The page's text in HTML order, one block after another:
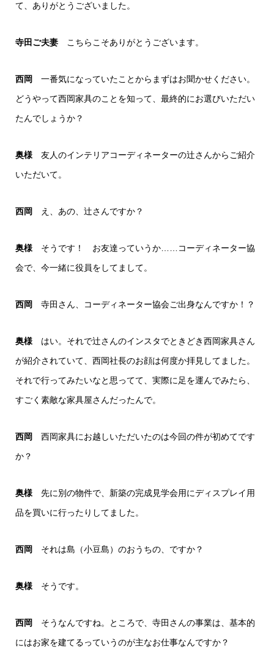
て、ありがとうございました。
寺田ご夫妻 こちらこそありがとうございます。
西岡
一番気になっていたことからまずはお聞かせください。
どうやって西岡家具のことを知って、最終的にお選びいただい
たんでしょうか？
奥様 友人のインテリアコーディネーターの辻さんからご紹介
いただいて。
西岡 え、あの、辻さんですか？
奥様 そうです！ お友達っていうか……コーディネーター協
会で、今一緒に役員をしてまして。
西岡 寺田さん、コーディネーター協会ご出身なんですか！？
奥様 はい。それで辻さんのインスタでときどき西岡家具さん
が紹介されていて、西岡社長のお顔は何度か拝見してました。
それで行ってみたいなと思ってて、実際に足を運んでみたら、
すごく素敵な家具屋さんだったんで。
西岡
西岡家具にお越しいただいたのは今回の件が初めてです
か？
奥様 先に別の物件で、新築の完成見学会用にディスプレイ用
品を買いに行ったりしてました。
西岡 それは島（小豆島）のおうちの、ですか？
奥様 そうです。
西岡
そうなんですね。ところで、寺田さんの事業は、基本的
にはお家を建てるっていうのが主なお仕事なんですか？